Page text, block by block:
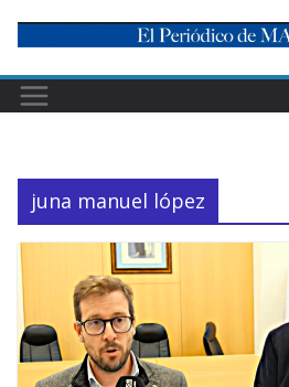
content
juna manuel lópez